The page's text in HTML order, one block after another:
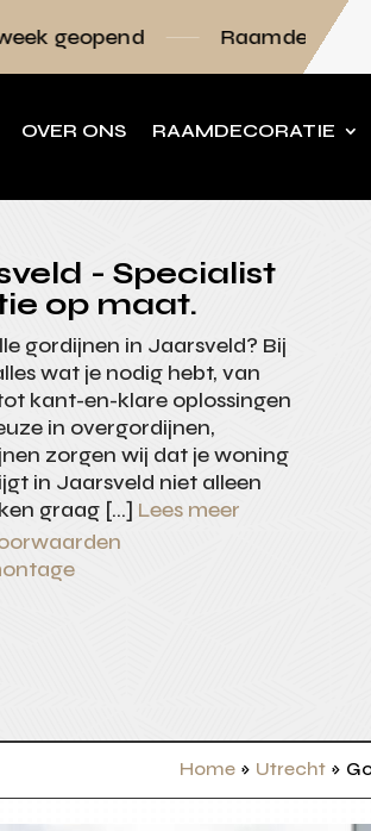
Raamdecoratie volledig op
OVER ONS RAAMDECORATIE
- Specialist
op maat.
gordijnen in Jaarsveld? Bij
wat je nodig hebt, van
kant-en-klare oplossingen
in overgordijnen,
zorgen wij dat je woning
in Jaarsveld niet alleen
graag […] Lees meer
Home » Utrecht »